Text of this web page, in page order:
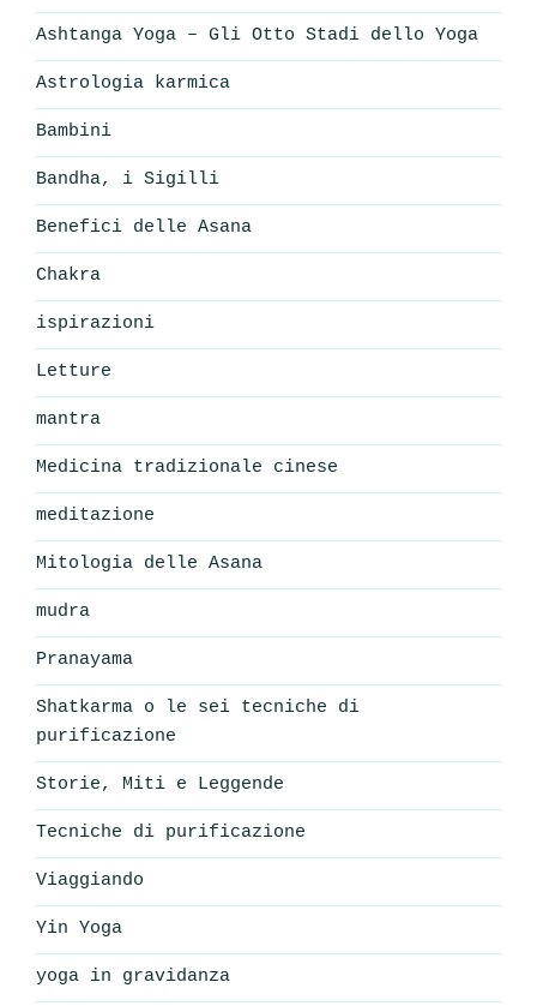
Ashtanga Yoga – Gli Otto Stadi dello Yoga
Astrologia karmica
Bambini
Bandha, i Sigilli
Benefici delle Asana
Chakra
ispirazioni
Letture
mantra
Medicina tradizionale cinese
meditazione
Mitologia delle Asana
mudra
Pranayama
Shatkarma o le sei tecniche di
purificazione
Storie, Miti e Leggende
Tecniche di purificazione
Viaggiando
Yin Yoga
yoga in gravidanza